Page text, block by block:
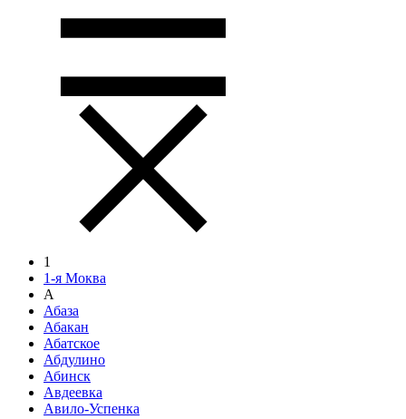
1
1-я Моква
А
Абаза
Абакан
Абатское
Абдулино
Абинск
Авдеевка
Авило-Успенка